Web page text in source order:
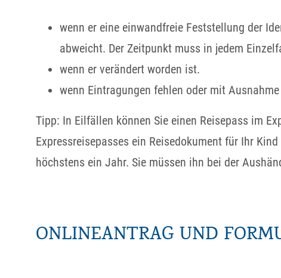
wenn er eine einwandfreie Feststellung der
abweicht. Der Zeitpunkt muss in jedem
wenn er verändert worden ist.
wenn Eintragungen fehlen oder mit
Tipp: In Eilfällen können Sie einen Reisepass im
Expressreisepasses ein Reisedokument für Ihr
höchstens ein Jahr. Sie müssen ihn bei der
ONLINEANTRAG UND